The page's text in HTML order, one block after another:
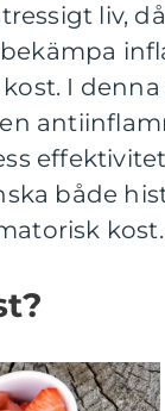
liv,
I
både
kost.